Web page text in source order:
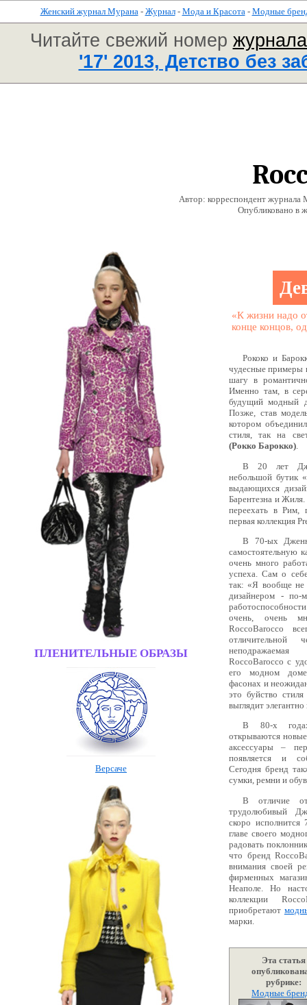
Женский журнал Мурана- Журнал- Мода и Красота- Модные
Читайте свежий номер
'17' 2013, Детство без
Автор: корреспондент журнала
Опубликовано в
ПЛЕНИТЕЛЬНЫЕ ОБРАЗЫ
Версаче
«К жизни надо
конце концов,
Рококо и
чудесные примеры
шагу в
Именно там, в
будущий модный
Позже, став
котором
стиля, так на
(Рокко Барокко).
В 20 лет
небольшой бутик
выдающихся
Барентезна и
переехать в Рим,
первая коллекция
В 70-ых
самостоятельную
очень много
успеха. Сам о
так: «Я вообще не
дизайнером - по-
очень, очень
RoccoBarocco
отличительной
RoccoBarocco с
его модном доме
фасонах и
это буйство
выглядит
В 80-х
открываются
аксессуары –
появляется и
Сегодня бренд
сумки, ремни и
В отличие
трудолюбивый
скоро исполнится
главе своего
радовать
что бренд
внимания своей
фирменных
Неаполе. Но
коллекции
приобретают
марки.
Эта статья
рубрике:
Модные